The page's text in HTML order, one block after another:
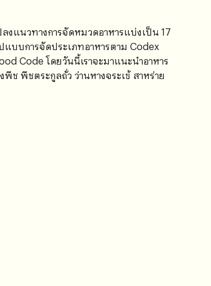
งแนวทางการจัดหมวดอาหารแบ่งเป็น 17
แบบการจัดประเภทอาหารตาม Codex
Code โดยวันนี้เราจะมาแนะนำอาหาร
ช พืชตระกูลถั่ว ว่านหางจระเข้ สาหร่าย